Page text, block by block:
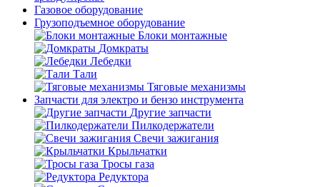
Газовое оборудование
Грузоподъемное оборудование
Блоки монтажные
Домкраты
Лебедки
Тали
Тяговые механизмы
Запчасти для электро и бензо инструмента
Другие запчасти
Пилкодержатели
Свечи зажигания
Крыльчатки
Тросы газа
Редуктора